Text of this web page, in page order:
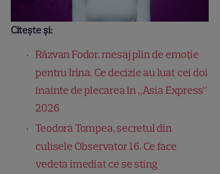
Citește și:
Răzvan Fodor, mesaj plin de emoție
pentru Irina. Ce decizie au luat cei doi
înainte de plecarea în „Asia Express”
2026
Teodora Tompea, secretul din
culisele Observator 16. Ce face
vedeta imediat ce se sting